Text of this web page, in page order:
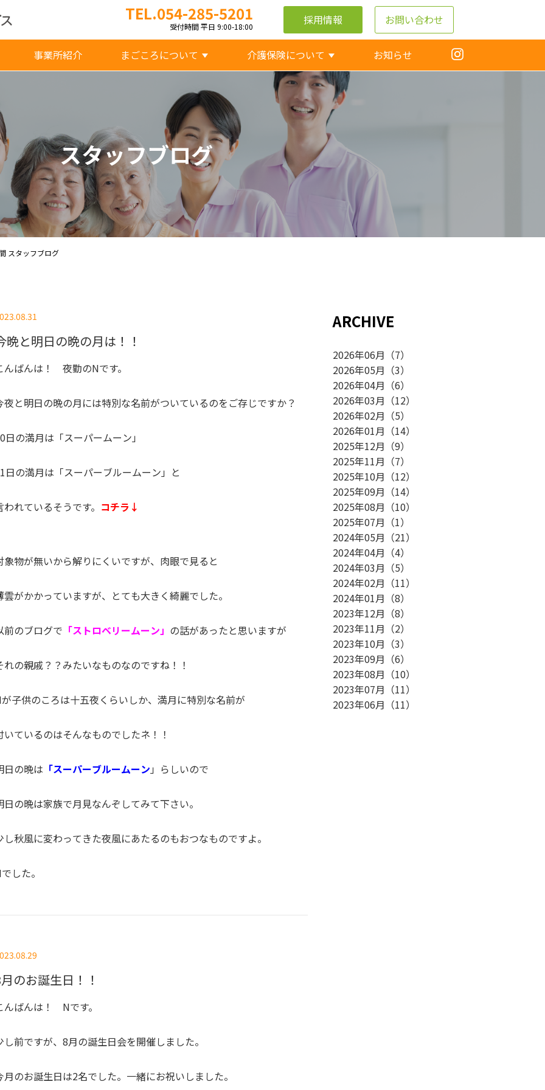
TEL.054-285-5201
受付時間 平日 9:00-18:00 採用情報 お問い合わせ
事業所紹介 まごころについて 介護保険について お知らせ
スタッフブログ
スタッフブログ
晩と明日の晩の月は！！
んばんは！ 夜勤のNです。
夜と明日の晩の月には特別な名前がついているのをご存じですか？
日の満月は「スーパームーン」
日の満月は「スーパーブルームーン」と
われているそうです。 コチラ↓
象物が無いから解りにくいですが、肉眼で見ると
雲がかかっていますが、とても大きく綺麗でした。
前のブログで 「ストロベリームーン」 の話があったと思いますが
れの親戚？？みたいなものなのですね！！
子供のころは十五夜くらいしか、満月に特別な名前が
いているのはそんなものでしたネ！！
日の晩は 「スーパーブルームーン 」らしいので
日の晩は家族で月見なんぞしてみて下さい。
し秋風に変わってきた夜風にあたるのもおつなものですよ。
した。
のお誕生日！！
んばんは！ Nです。
し前ですが、8月の誕生日会を開催しました。
月のお誕生日は2名でした。一緒にお祝いしました。
ARCHIVE
2026年06月 （7）
2026年05月 （3）
2026年04月 （6）
2026年03月 （12）
2026年02月 （5）
2026年01月 （14）
2025年12月 （9）
2025年11月 （7）
2025年10月 （12）
2025年09月 （14）
2025年08月 （10）
2025年07月 （1）
2024年05月 （21）
2024年04月 （4）
2024年03月 （5）
2024年02月 （11）
2024年01月 （8）
2023年12月 （8）
2023年11月 （2）
2023年10月 （3）
2023年09月 （6）
2023年08月 （10）
2023年07月 （11）
2023年06月 （11）